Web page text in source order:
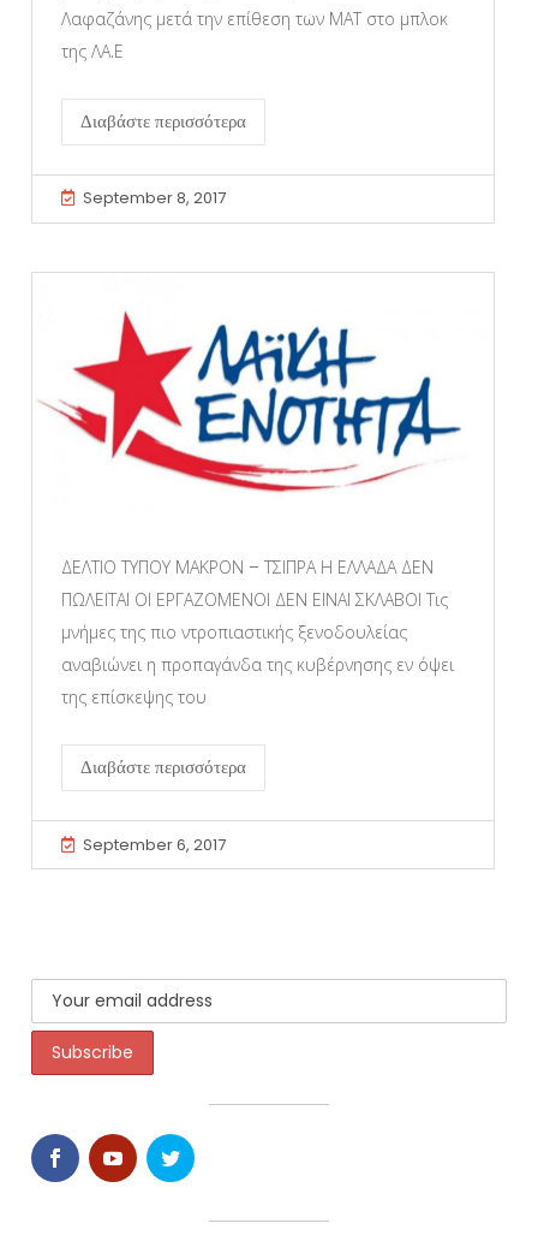
Λαφαζάνης μετά την επίθεση των ΜΑΤ στο μπλοκ
της ΛΑ.Ε
Διαβάστε περισσότερα
September 8, 2017
ΔΕΛΤΙΟ ΤΥΠΟΥ ΜΑΚΡΟΝ – ΤΣΙΠΡΑ Η ΕΛΛΑΔΑ ΔΕΝ
ΠΩΛΕΙΤΑΙ ΟΙ ΕΡΓΑΖΟΜΕΝΟΙ ΔΕΝ ΕΙΝΑΙ ΣΚΛΑΒΟΙ Τις
μνήμες της πιο ντροπιαστικής ξενοδουλείας
αναβιώνει η προπαγάνδα της κυβέρνησης εν όψει
της επίσκεψης του
Διαβάστε περισσότερα
September 6, 2017